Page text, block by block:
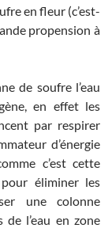
en fleur (c’est-
propension à
de soufre l’eau
en effet les
par respirer
d’énergie
c’est cette
éliminer les
une colonne
l’eau en zone